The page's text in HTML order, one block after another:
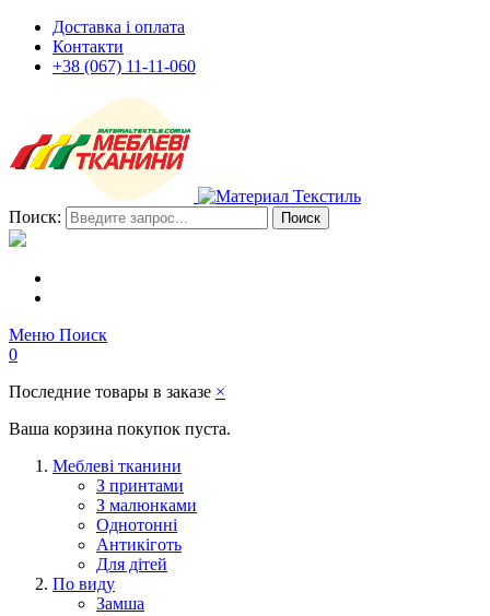
Доставка і оплата
Контакти
+38 (067) 11-11-060
Поиск: Поиск
Меню Поиск
0
Последние товары в заказе ×
Ваша корзина покупок пуста.
Меблеві тканини
З принтами
З малюнками
Однотонні
Антикіготь
Для дітей
По виду
Замша